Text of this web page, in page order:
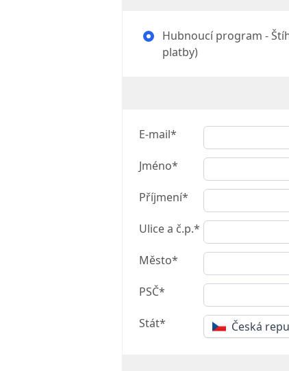
Hubnoucí program -
platby)
E-mail*
Jméno*
Příjmení*
Ulice a č.p.*
Město*
PSČ*
Stát* Česká